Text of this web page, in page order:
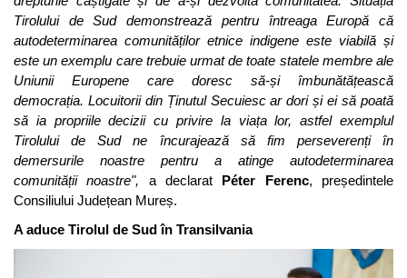
Tirolului de Sud demonstrează pentru întreaga Europă că
autodeterminarea comunităților etnice indigene este viabilă și
este un exemplu care trebuie urmat de toate statele membre ale
Uniunii Europene care doresc să-și îmbunătățească
democrația. Locuitorii din Ținutul Secuiesc ar dori și ei să poată
să ia propriile decizii cu privire la viața lor, astfel exemplul
Tirolului de Sud ne încurajează să fim perseverenți în
demersurile noastre pentru a atinge autodeterminarea
comunității noastre", a declarat Péter Ferenc, președintele
Consiliului Județean Mureș.
A aduce Tirolul de Sud în Transilvania